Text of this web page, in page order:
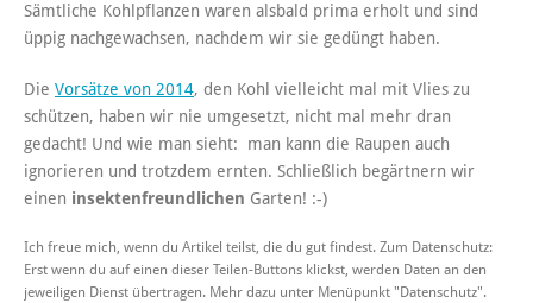
Sämtliche Kohlpflanzen waren alsbald prima erholt und sind
üppig nachgewachsen, nachdem wir sie gedüngt haben.
Die Vorsätze von 2014, den Kohl vielleicht mal mit Vlies zu
schützen, haben wir nie umgesetzt, nicht mal mehr dran
gedacht! Und wie man sieht: man kann die Raupen auch
ignorieren und trotzdem ernten. Schließlich begärtnern wir
einen insektenfreundlichen Garten! :-)
Ich freue mich, wenn du Artikel teilst, die du gut findest. Zum Datenschutz:
Erst wenn du auf einen dieser Teilen-Buttons klickst, werden Daten an den
jeweiligen Dienst übertragen. Mehr dazu unter Menüpunkt "Datenschutz".